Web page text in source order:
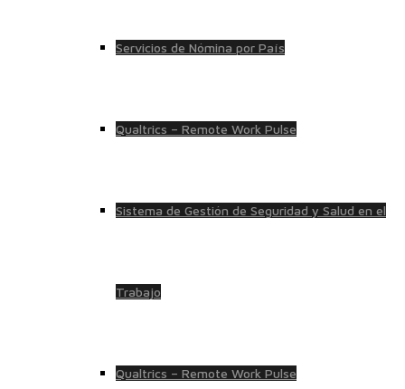
Servicios de Nómina por País
Qualtrics – Remote Work Pulse
Sistema de Gestión de Seguridad y Salud en el
Trabajo
Qualtrics – Remote Work Pulse